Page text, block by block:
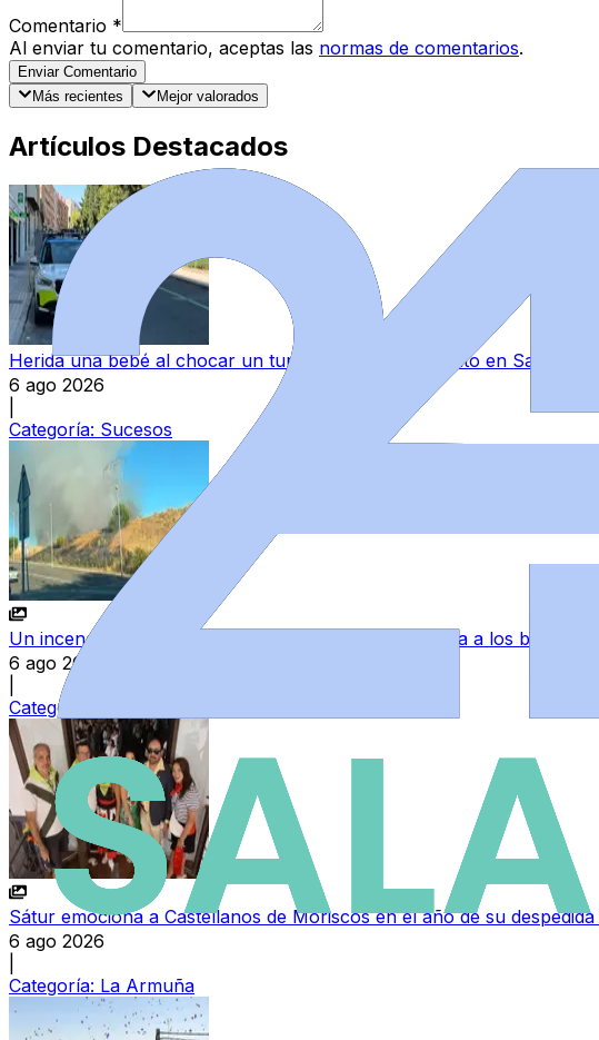
Comentario *
Al enviar tu comentario, aceptas las normas de comentarios.
Enviar Comentario
Más recientes
Mejor valorados
Artículos Destacados
Herida una bebé al chocar un turismo contra su carrito en Salamanca
6 ago 2026
Categoría: Sucesos
Un incendio junto a las piscinas de Villamayor moviliza a los bomberos
6 ago 2026
Categoría:
Sátur emociona a Castellanos de Moriscos en el año de su
6 ago 2026
Categoría: La Armuña